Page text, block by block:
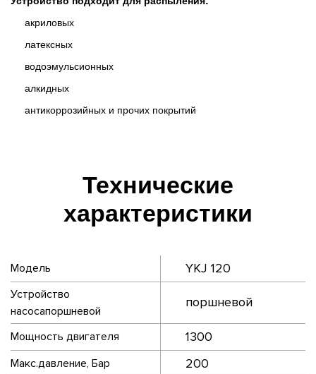
акриловыx
латексных
водоэмульсионных
алкидных
антикоррозийных и прочих покрытий
Технические
характеристики
Модель YKJ 120
Устройство
насосапоршневой
поршневой
Мощность двигателя 1300
Макс.давление, Бар 200